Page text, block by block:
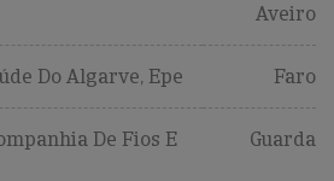
Aveiro
Do Algarve, Epe Faro
De Fios E
Guarda